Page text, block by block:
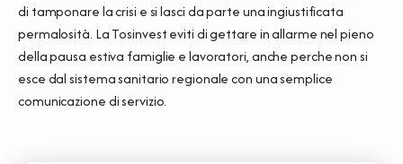
di tamponare la crisi e si lasci da parte una ingiustificata
permalosità. La Tosinvest eviti di gettare in allarme nel pieno
della pausa estiva famiglie e lavoratori, anche perche non si
esce dal sistema sanitario regionale con una semplice
comunicazione di servizio.